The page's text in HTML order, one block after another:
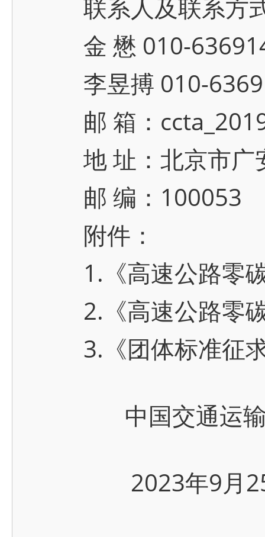
联系人及联系方
金 懋 010-
李昱搏 010-
邮 箱：
地 址：北京市广
邮 编：100053
附件：
1.《高速公路零碳
2.《高速公路零碳
3.《团体标准征
中国交通运输
2023年9月